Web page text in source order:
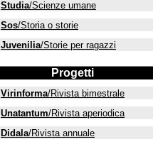
Studia/Scienze umane
Sos/Storia o storie
Juvenilia/Storie per ragazzi
Progetti
Virinforma/Rivista bimestrale
Unatantum/Rivista aperiodica
Didala/Rivista annuale